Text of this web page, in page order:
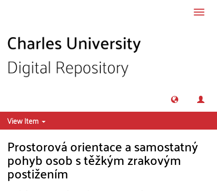
View Item
Prostorová orientace a samostatný
pohyb osob s těžkým zrakovým
postižením